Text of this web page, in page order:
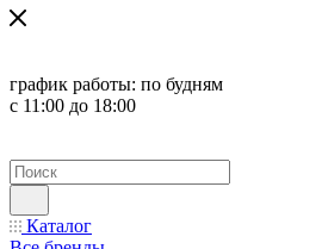
график работы: по будням
с 11:00 до 18:00
Каталог